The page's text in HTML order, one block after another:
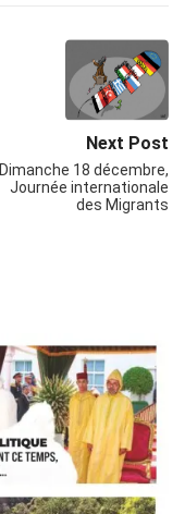
Next Post
Dimanche 18 décembre,
Journée internationale
des Migrants